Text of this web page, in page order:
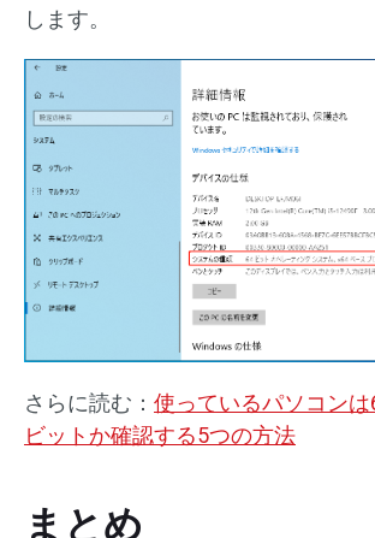
します。
さらに読む： 使っているパソコン
ビットか確認する5つの方法
まとめ